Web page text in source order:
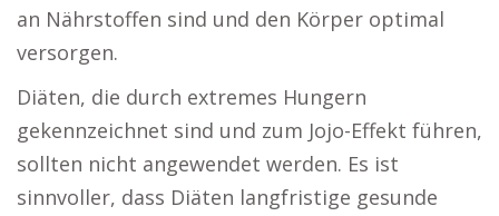
an Nährstoffen sind und den Körper optimal
versorgen.
Diäten, die durch extremes Hungern
gekennzeichnet sind und zum Jojo-Effekt führen,
sollten nicht angewendet werden. Es ist
sinnvoller, dass Diäten langfristige gesunde